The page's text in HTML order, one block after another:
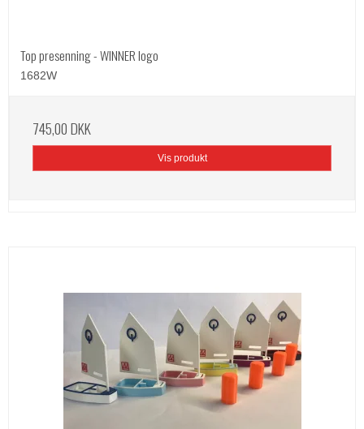
Top presenning - WINNER logo
1682W
745,00 DKK
Vis produkt